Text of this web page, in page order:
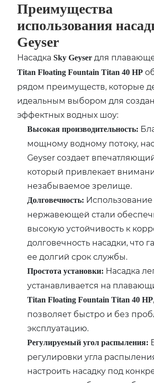
Преимущества
использования
Geyser
НасадкаSky Geyser для
Titan Floating Fountain Titan 40 HP
рядом преимуществ, которые
идеальным выбором для
эффектных водных шоу:
Высокая производительность:
мощному водному потоку,
Geyser создает
который привлекает
незабываемое зрелище.
Долговечность: Использование
нержавеющей стали
высокую устойчивость к
долговечность насадки, что
ее долгий срок службы.
Простота установки: Насадка
устанавливается на
Titan Floating Fountain Titan 40 HP
позволяет быстро и без
эксплуатацию.
Регулируемый угол распыления:
регулировки угла
настроить насадку под